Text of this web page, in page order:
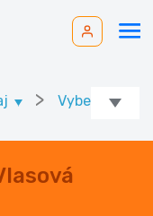
> Vyberte okres